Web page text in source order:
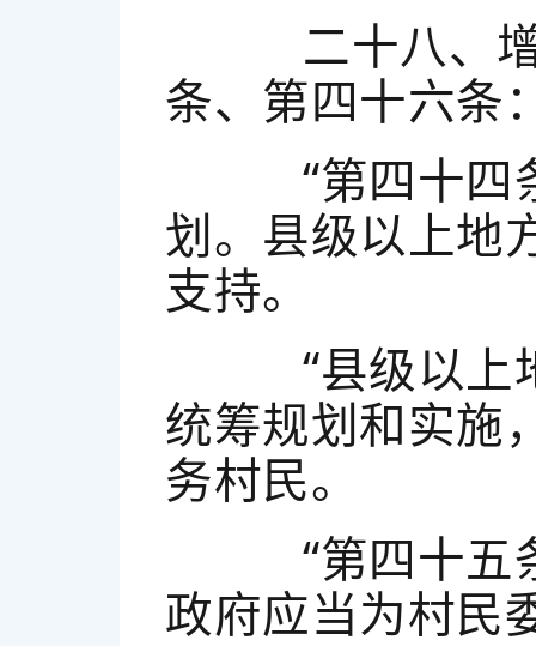
二十八、增
条、第四十六条
“第四十四
划。县级以上地
支持。
“县级以上
统筹规划和实施
务村民。
“第四十五
政府应当为村民